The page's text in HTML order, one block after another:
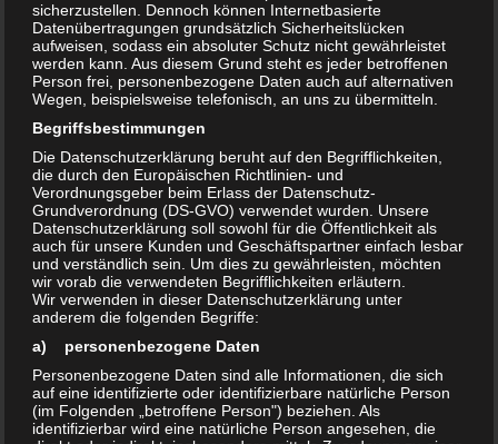
Teilen mit:
Drucken E-Mail
Olvenstedt – Hubert Rauch
27. Februar 2014
In "Aktuelles"
„Am Stern“ von 10Uhr 30Jahre
Straßenbahn nach Olvenstedt
1. April 2014
In "Aktuelles"
Einladung zum 1.April –
Vorbereitungsveranstaltung 30
Jahre Straßenbahn nach
Olvenstedt
In "Termine"
sicherzustellen. Dennoch können Internetbasierte
Datenübertragungen grundsätzlich Sicherheitslücken
aufweisen, sodass ein absoluter Schutz nicht gewährleistet
werden kann. Aus diesem Grund steht es jeder betroffenen
Person frei, personenbezogene Daten auch auf alternativen
Wegen, beispielsweise telefonisch, an uns zu übermitteln.
Begriffsbestimmungen
Die Datenschutzerklärung beruht auf den Begrifflichkeiten,
die durch den Europäischen Richtlinien- und
Verordnungsgeber beim Erlass der Datenschutz-
Grundverordnung (DS-GVO) verwendet wurden. Unsere
Datenschutzerklärung soll sowohl für die Öffentlichkeit als
auch für unsere Kunden und Geschäftspartner einfach lesbar
und verständlich sein. Um dies zu gewährleisten, möchten
wir vorab die verwendeten Begrifflichkeiten erläutern.
Wir verwenden in dieser Datenschutzerklärung unter
anderem die folgenden Begriffe:
a) personenbezogene Daten
Personenbezogene Daten sind alle Informationen, die sich
auf eine identifizierte oder identifizierbare natürliche Person
(im Folgenden „betroffene Person") beziehen. Als
identifizierbar wird eine natürliche Person angesehen, die